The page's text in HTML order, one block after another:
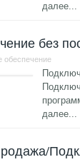
далее...
без
обеспечение
далее...